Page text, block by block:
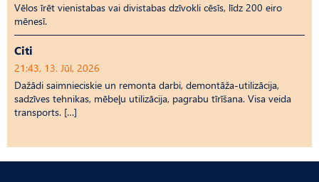
Vēlos īrēt vienistabas vai divistabas dzīvokli cēsīs, līdz 200 eiro
mēnesī.
Citi
21:43, 13. Jūl, 2026
Dažādi saimnieciskie un remonta darbi, demontāža-utilizācija,
sadzīves tehnikas, mēbeļu utilizācija, pagrabu tīrīšana. Visa veida
transports. […]